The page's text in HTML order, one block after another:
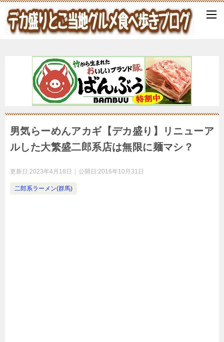
男気らーめんアカギ【デカ盛り】リニューア
ルした大繁盛二郎系店は無限に麺マシ？
更新日:2023年4月18日 公開日:2016年10月31日
二郎系ラーメン(群馬)